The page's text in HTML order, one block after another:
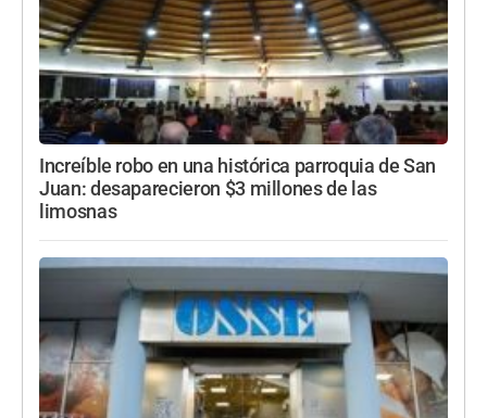
Increíble robo en una histórica parroquia de San
Juan: desaparecieron $3 millones de las
limosnas